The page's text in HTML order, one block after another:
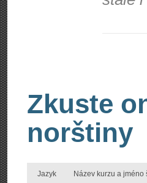
Zkuste
norštiny
Jazyk Název kurzu a jméno